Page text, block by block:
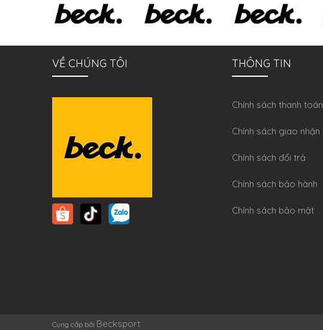
VỀ CHÚNG TÔI THÔNG TIN
Chính sách thanh toán
Chính sách giao nhận
Chính sách đổi trả
Chính sách bảo hành
Chính sách bảo mật
Cung cấp bởi Becksport